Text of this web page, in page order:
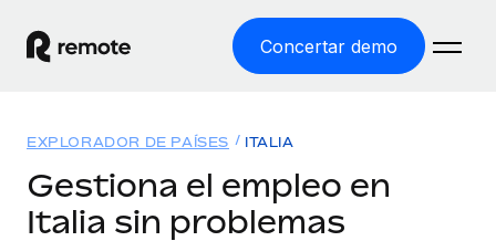
Concertar demo
EMPLEO GLOBAL
Soluciones
EXPLORADOR DE PAÍSES ITALIA
Gestiona el empleo en
Italia sin problemas